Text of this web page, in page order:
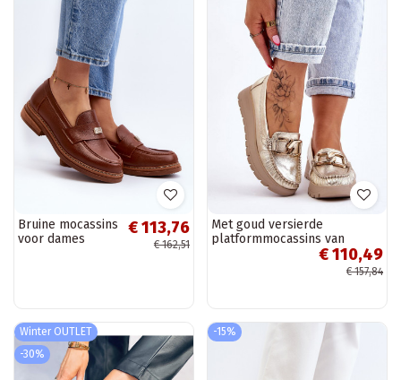
Bruine mocassins
voor dames
€ 113,76
€ 162,51
Met goud versierde
platformmocassins van
€ 110,49
€ 157,84
Winter OUTLET
-30%
-15%